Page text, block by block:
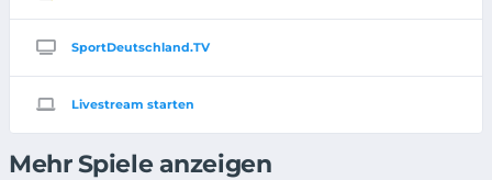
SportDeutschland.TV
Livestream starten
Mehr Spiele anzeigen